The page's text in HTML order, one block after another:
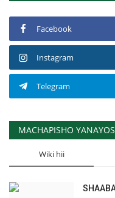
Facebook
Instagram
Telegram
MACHAPISHO
Wiki hii